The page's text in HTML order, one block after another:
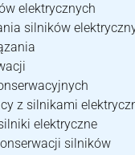
elektrycznych
silników
z silnikami
elektryczne
silników